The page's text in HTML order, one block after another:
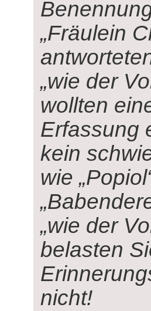
„Fräulein
„wie der
wollten
Erfassung
kein
wie
„wie der
belasten
nicht!